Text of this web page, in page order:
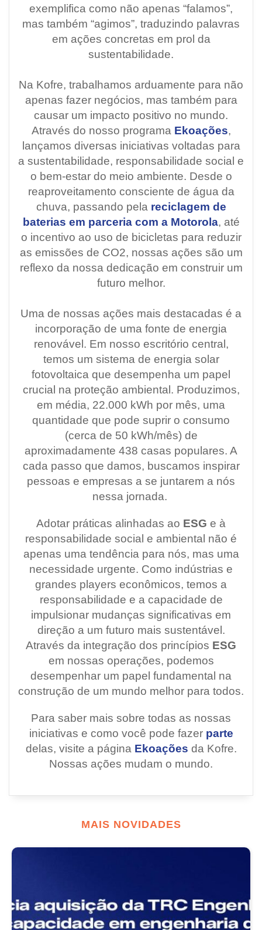
exemplifica como não apenas “falamos”,
mas também “agimos”, traduzindo palavras
em ações concretas em prol da
sustentabilidade.
Na Kofre, trabalhamos arduamente para não
apenas fazer negócios, mas também para
causar um impacto positivo no mundo.
Através do nosso programa Ekoações,
lançamos diversas iniciativas voltadas para
a sustentabilidade, responsabilidade social e
o bem-estar do meio ambiente. Desde o
reaproveitamento consciente de água da
chuva, passando pela reciclagem de
baterias em parceria com a Motorola, até
o incentivo ao uso de bicicletas para reduzir
as emissões de CO2, nossas ações são um
reflexo da nossa dedicação em construir um
futuro melhor.
Uma de nossas ações mais destacadas é a
incorporação de uma fonte de energia
renovável. Em nosso escritório central,
temos um sistema de energia solar
fotovoltaica que desempenha um papel
crucial na proteção ambiental. Produzimos,
em média, 22.000 kWh por mês, uma
quantidade que pode suprir o consumo
(cerca de 50 kWh/mês) de
aproximadamente 438 casas populares. A
cada passo que damos, buscamos inspirar
pessoas e empresas a se juntarem a nós
nessa jornada.
Adotar práticas alinhadas ao ESG e à
responsabilidade social e ambiental não é
apenas uma tendência para nós, mas uma
necessidade urgente. Como indústrias e
grandes players econômicos, temos a
responsabilidade e a capacidade de
impulsionar mudanças significativas em
direção a um futuro mais sustentável.
Através da integração dos princípios ESG
em nossas operações, podemos
desempenhar um papel fundamental na
construção de um mundo melhor para todos.
Para saber mais sobre todas as nossas
iniciativas e como você pode fazer parte
delas, visite a página Ekoações da Kofre.
Nossas ações mudam o mundo.
MAIS NOVIDADES